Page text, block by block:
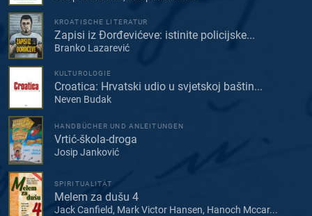
KROATISCHE LITERATUR
Zapisi iz Đorđevićeve: istinite policijske...
Branko Lazarević
KULTUROLOGIE
Croatica: Hrvatski udio u svjetskoj baštin...
Neven Budak
HANDBÜCHER UND ANLEITUNGEN
Vrtić-škola-droga
Josip Janković
SPIRITUALITÄT
Melem za dušu 4
Jack Canfield, Mark Victor Hansen, Hanoch Mccar...